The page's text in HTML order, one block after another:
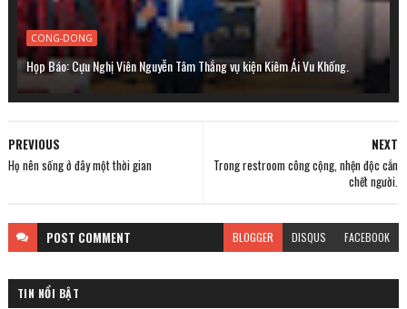
CONG-DONG
Họp Báo: Cựu Nghị Viên Nguyễn Tâm Thắng vụ kiện Kiêm Ái Vu Khống.
NEXT
Trong restroom công cộng, nhện độc cắn
chết người.
PREVIOUS
Họ nên sống ở đây một thời gian
POST COMMENT BLOGGER DISQUS FACEBOOK
TIN NỔI BẬT